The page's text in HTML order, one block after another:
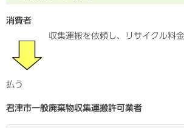
消費者
収集運搬を依頼し、リサイクル料
払う
君津市一般廃棄物収集運搬許可業者